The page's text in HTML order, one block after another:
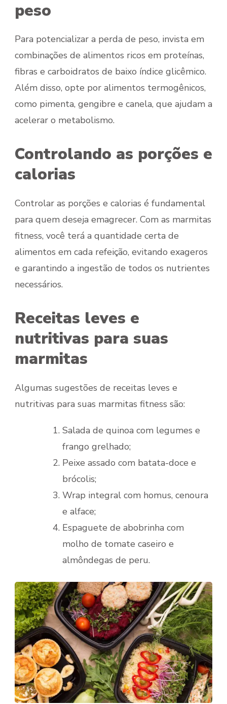
peso
Para potencializar a perda de peso, invista em
combinações de alimentos ricos em proteínas,
fibras e carboidratos de baixo índice glicêmico.
Além disso, opte por alimentos termogênicos,
como pimenta, gengibre e canela, que ajudam a
acelerar o metabolismo.
Controlando as porções e
calorias
Controlar as porções e calorias é fundamental
para quem deseja emagrecer. Com as marmitas
fitness, você terá a quantidade certa de
alimentos em cada refeição, evitando exageros
e garantindo a ingestão de todos os nutrientes
necessários.
Receitas leves e
nutritivas para suas
marmitas
Algumas sugestões de receitas leves e
nutritivas para suas marmitas fitness são:
Salada de quinoa com legumes e
frango grelhado;
Peixe assado com batata-doce e
brócolis;
Wrap integral com homus, cenoura
e alface;
Espaguete de abobrinha com
molho de tomate caseiro e
almôndegas de peru.